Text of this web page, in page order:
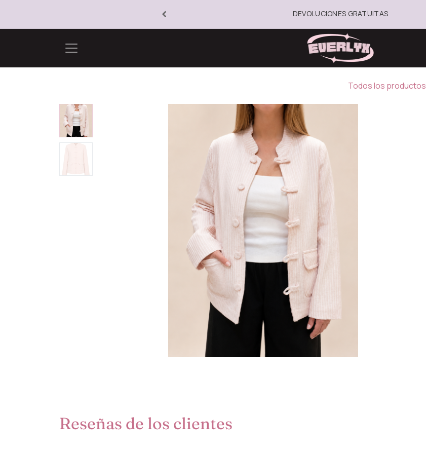
DEVOLUCIONES GRATUITAS
Todos los productos
Reseñas de los clientes